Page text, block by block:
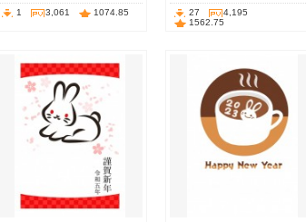
1 3,061 1074.85 27
4,195
1562.75